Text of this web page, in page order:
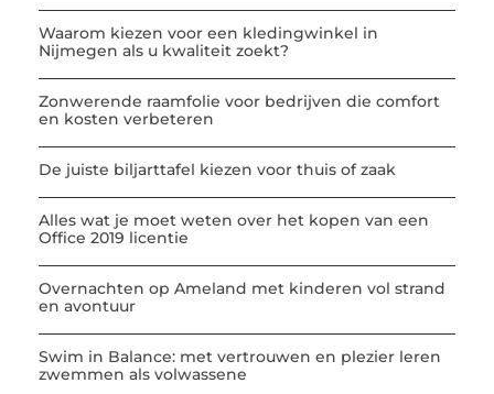
Waarom kiezen voor een kledingwinkel in
Nijmegen als u kwaliteit zoekt?
Zonwerende raamfolie voor bedrijven die comfort
en kosten verbeteren
De juiste biljarttafel kiezen voor thuis of zaak
Alles wat je moet weten over het kopen van een
Office 2019 licentie
Overnachten op Ameland met kinderen vol strand
en avontuur
Swim in Balance: met vertrouwen en plezier leren
zwemmen als volwassene